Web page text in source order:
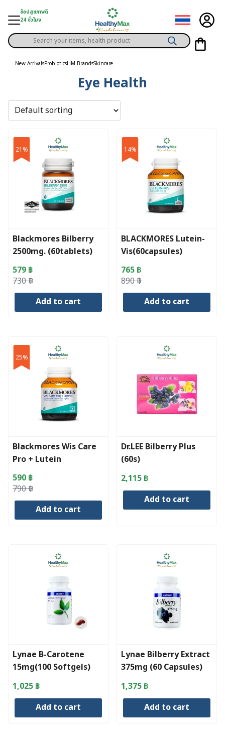
content
ช้อปสุขภาพดี
24 ชั่วโมง
Privilege
Content
Products
search
New ArrivalsProbioticsHM BrandsSkincare
Eye Health
21%
Blackmores Bilberry
2500mg. (60tablets)
730฿
Original
price
579 ฿
Current
price
Add to cart
14%
BLACKMORES Lutein-
Vis(60capsules)
890฿
Original
price
765 ฿
Current
price
Add to cart
25%
Blackmores Wis Care
Pro + Lutein
790฿
Original
price
590 ฿
Current
price
Add to cart
Dr.LEE Bilberry Plus
(60s)
2,115 ฿
Add to cart
Lynae B-Carotene
15mg(100 Softgels)
1,025 ฿
Add to cart
Lynae Bilberry Extract
375mg (60 Capsules)
1,375 ฿
Add to cart